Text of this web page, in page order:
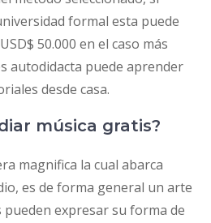
formal esta puede
50.000 en el caso más
autodidacta puede aprender
desde casa.
música gratis?
magnifica la cual abarca
es de forma general un arte
pueden expresar su forma de